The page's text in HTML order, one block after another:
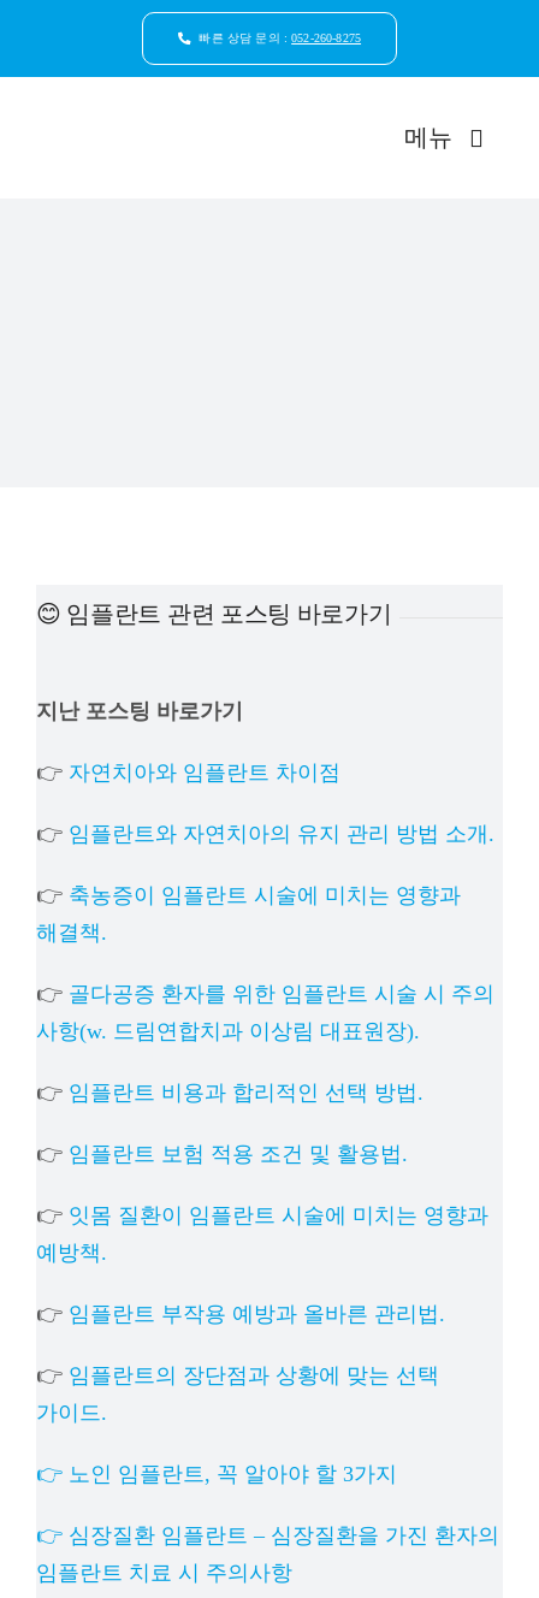
빠른 상담 문의 :052-260-8275
메뉴
😊 임플란트 관련 포스팅 바로가기
지난 포스팅 바로가기
👉 자연치아와 임플란트 차이점
👉 임플란트와 자연치아의 유지 관리 방법 소개.
👉 축농증이 임플란트 시술에 미치는 영향과
해결책.
👉 골다공증 환자를 위한 임플란트 시술 시 주의
사항(w. 드림연합치과 이상림 대표원장).
👉 임플란트 비용과 합리적인 선택 방법.
👉 임플란트 보험 적용 조건 및 활용법.
👉 잇몸 질환이 임플란트 시술에 미치는 영향과
예방책.
👉 임플란트 부작용 예방과 올바른 관리법.
👉 임플란트의 장단점과 상황에 맞는 선택
가이드.
👉 노인 임플란트, 꼭 알아야 할 3가지
👉 심장질환 임플란트 – 심장질환을 가진 환자의
임플란트 치료 시 주의사항